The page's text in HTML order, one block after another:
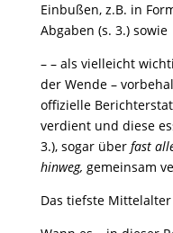
Einbußen, z.B. in
Abgaben (s. 3.) sowie
– – als vielleicht
der Wende –
offizielle
verdient und diese
3.), sogar über fast
hinweg, gemeinsam
Das tiefste